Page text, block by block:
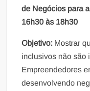
de Negócios para
16h30 às 18h30
Objetivo: Mostrar
inclusivos não são
Empreendedores
desenvolvendo